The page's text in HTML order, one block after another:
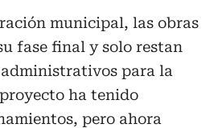
municipal, las obras
fase final y solo restan
para la
ha tenido
pero ahora